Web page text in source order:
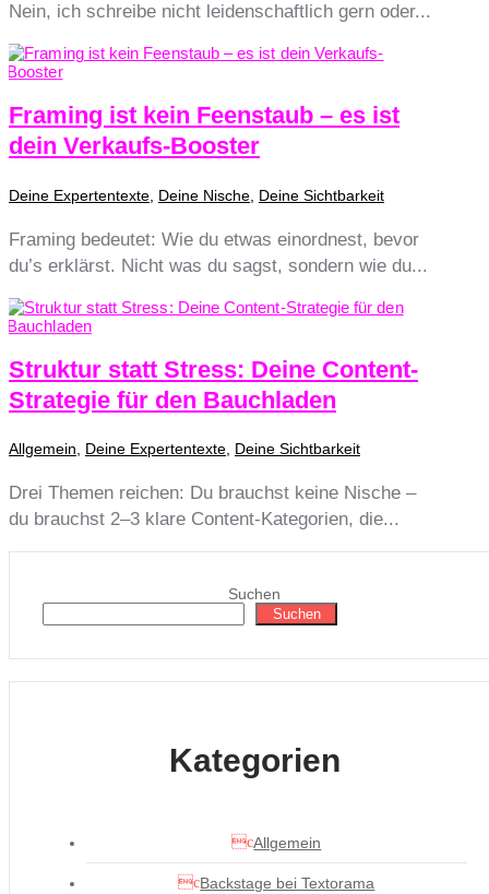
Nein, ich schreibe nicht leidenschaftlich gern oder...
Framing ist kein Feenstaub – es ist
dein Verkaufs-Booster
Deine Expertentexte Deine Nische Deine Sichtbarkeit
Framing bedeutet: Wie du etwas einordnest, bevor
du’s erklärst. Nicht was du sagst, sondern wie du...
Struktur statt Stress: Deine Content-
Strategie für den Bauchladen
Allgemein Deine Expertentexte Deine Sichtbarkeit
Drei Themen reichen: Du brauchst keine Nische –
du brauchst 2–3 klare Content-Kategorien, die...
Suchen
Suchen
Kategorien
Allgemein
Backstage bei Textorama